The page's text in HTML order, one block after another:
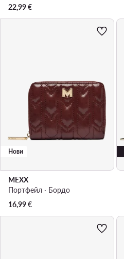
22,99€
Нови
MEXX
Портфейл · Бордо
16,99€